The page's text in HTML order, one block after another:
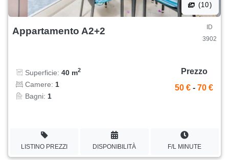
(10)
Appartamento A2+2
ID
3902
Superficie: 40 m2
Camere: 1
Bagni: 1
Prezzo
50 € - 70 €
LISTINO PREZZI DISPONIBILITÀ F/L MINUTE